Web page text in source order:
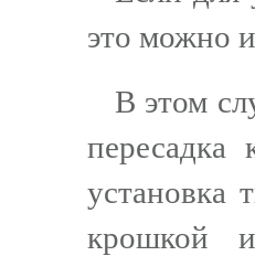
это можно
В этом
пересадка
установка
крошкой